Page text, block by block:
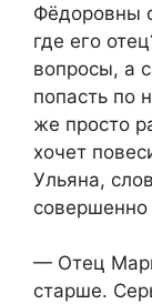
Фёдоровны
где его
вопросы, а
попасть по
же просто
хочет
Ульяна,
совершенно
— Отец
старше.